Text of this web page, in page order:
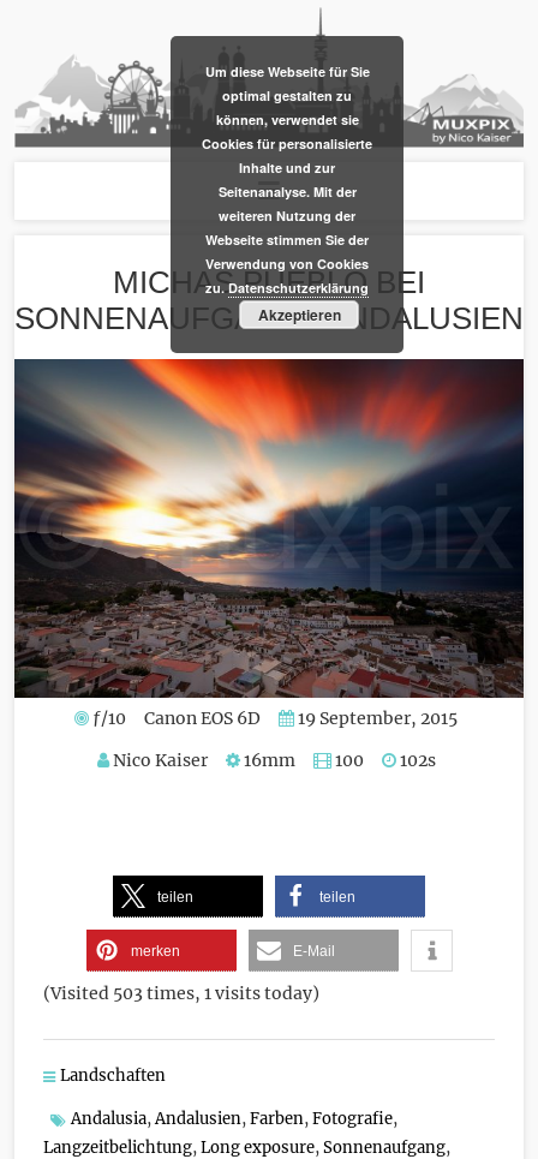
MICHAS PUEBLO BEI
SONNENAUFGANG / ANDALUSIEN
ƒ/10 Canon EOS 6D
19 September, 2015
Nico Kaiser
16mm 100 102s
teilen teilen
merken E-Mail
(Visited 503 times, 1 visits today)
Landschaften
Andalusia,Andalusien,Farben,Fotografie,
Langzeitbelichtung,Long exposure,Sonnenaufgang,
​Um diese Webseite für Sie
optimal gestalten zu
können, verwendet sie
Cookies für personalisierte
Inhalte und zur
Seitenanalyse. Mit der
weiteren Nutzung der
Webseite stimmen Sie der
Verwendung von Cookies
zu.Datenschutzerklärung
Akzeptieren